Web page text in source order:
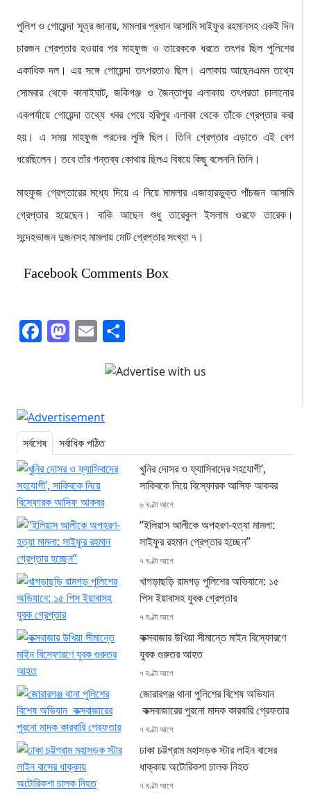
পুলিশ ও গোয়েন্দা সূত্র জানায়, মামলার প্রধান আসামি সাইফুর রহমানসহ একই দিন
চারজন গ্রেপ্তার হওয়ার পর মাহফুজ ও তারেককে ধরতে তৎপর ছিল পুলিশের
একাধিক দল। এর সঙ্গে গোয়েন্দা তৎপরতাও ছিল। এলাকায় আছেনএমন তথ্যে
সোমবার থেকে কানাইঘাট, জকিগঞ্জ ও জৈন্তাপুর এলাকায় তৎপরতা চালানোর
একপর্যায়ে গোয়েন্দা তথ্যে খবর পেয়ে হরিপুর এলাকা থেকে তাঁকে গ্রেপ্তার করা
হয়। এ সময় মাহফুজ পরনের লুঙ্গি ছিল। তিনি গ্রেপ্তার এড়াতে এই বেশ
ধরেছিলেন। তবে তাঁর গন্তব্য কোথায় ছিলএ বিষয়ে কিছু বলেননি তিনি।
মাহফুজ গ্রেপ্তারের মধ্যে দিয়ে এ নিয়ে মামলার এজাহারভুক্ত পাঁচজন আসামি
গ্রেপ্তার হয়েছেন। বাকি আছেন শুধু তারেকুল ইসলাম ওরফে তারেক।
সন্দেহভাজন দুজনসহ মামলায় মোট গ্রেপ্তার সংখ্যা ৭।
Facebook Comments Box
Facebook
Mastodon
Email
সর্বশেষ
সর্বাধিক পঠিত
খুনির দোসর ও ফ্যাসিবাদের সহযোগী’,
সাকিবকে নিয়ে বিস্ফোরক আসিফ আকবর
৬ ঘণ্টা আগে
“ইলিয়াস আলীকে অপহরণ-হত্যা মামলা:
সাইফুর রহমান গ্রেপ্তার হচ্ছেন”
৭ ঘণ্টা আগে
খাগড়াছড়ি রামগড় পুলিশের অভিযানে: ১৫
পিস ইয়াবাসহ যুবক গ্রেপ্তার
৭ ঘণ্টা আগে
কক্সবাজার উখিয়া সীমান্তে মাইন বিস্ফোরণে
যুবক গুরুতর আহত
৭ ঘণ্টা আগে
জোরারগঞ্জ থানা পুলিশের বিশেষ অভিযান
কক্সবাজারের পুরনো মাদক কারবারি গ্রেফতার
৭ ঘণ্টা আগে
ঢাকা চট্টগ্রাম মহাসড়ক স্টার লাইন বাসের
ধাক্কায় অটোরিকশা চালক নিহত
৭ ঘণ্টা আগে